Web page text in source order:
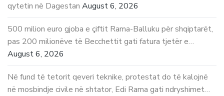
qytetin në Dagestan August 6, 2026
500 milion euro gjoba e çiftit Rama-Balluku për shqiptarët,
pas 200 milionëve të Becchettit gati fatura tjetër e…
August 6, 2026
Në fund të tetorit qeveri teknike, protestat do të kalojnë
në mosbindje civile në shtator, Edi Rama gati ndryshimet…